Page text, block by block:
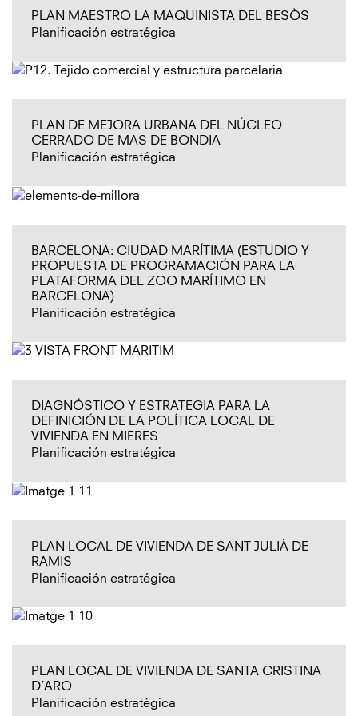
PLAN MAESTRO LA MAQUINISTA DEL BESÒS
Planificación estratégica
PLAN DE MEJORA URBANA DEL NÚCLEO
CERRADO DE MAS DE BONDIA
Planificación estratégica
BARCELONA: CIUDAD MARÍTIMA (ESTUDIO Y
PROPUESTA DE PROGRAMACIÓN PARA LA
PLATAFORMA DEL ZOO MARÍTIMO EN
BARCELONA)
Planificación estratégica
DIAGNÓSTICO Y ESTRATEGIA PARA LA
DEFINICIÓN DE LA POLÍTICA LOCAL DE
VIVIENDA EN MIERES
Planificación estratégica
PLAN LOCAL DE VIVIENDA DE SANT JULIÀ DE
RAMIS
Planificación estratégica
PLAN LOCAL DE VIVIENDA DE SANTA CRISTINA
D’ARO
Planificación estratégica